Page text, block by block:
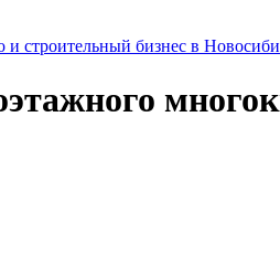
строительный бизнес в